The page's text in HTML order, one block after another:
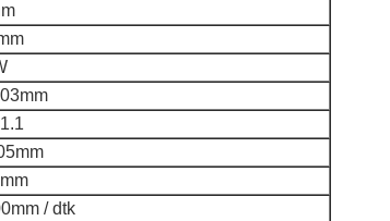
/ dtk